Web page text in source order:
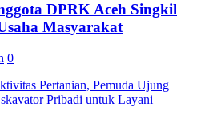
DPRK Aceh Singkil
Masyarakat
0